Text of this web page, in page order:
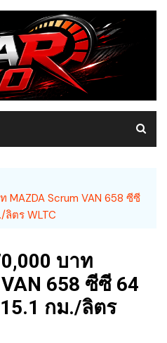
Scrum VAN 658 ซีซี
ลิตร WLTC
บาท
658 ซีซี 64
กม./ลิตร